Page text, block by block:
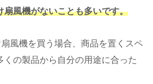
扇風機がないことも多いです。
風機を買う場合、商品を置くスペ
の製品から自分の用途に合った